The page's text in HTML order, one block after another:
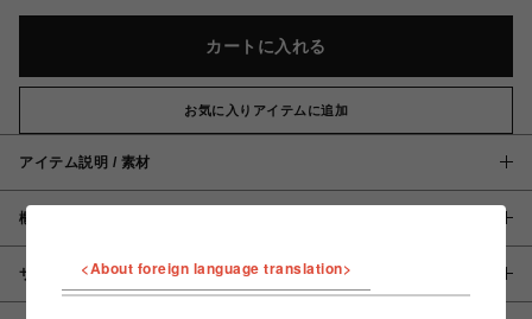
カートに入れる
お気に入りアイテムに追加
アイテム説明 / 素材
概要
サイズ <About foreign language translation>